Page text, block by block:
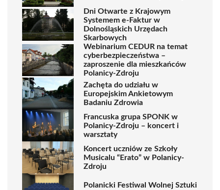
Dni Otwarte z Krajowym
Systemem e-Faktur w
Dolnośląskich Urzędach
Skarbowych
Webinarium CEDUR na temat
cyberbezpieczeństwa –
zaproszenie dla mieszkańców
Polanicy-Zdroju
Zachęta do udziału w
Europejskim Ankietowym
Badaniu Zdrowia
Francuska grupa SPONK w
Polanicy-Zdroju – koncert i
warsztaty
Koncert uczniów ze Szkoły
Musicalu “Erato” w Polanicy-
Zdroju
Polanicki Festiwal Wolnej Sztuki